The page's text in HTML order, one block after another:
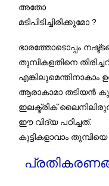
അതോ
മടിപിടിച്ചിരിക്കുമോ ?
ഭാരത്തോടൊപ്പം
തുമ്പികളതിനെ
എങ്കിലുമെന്തിനാകാം
ആരാകാമാ തടിയൻ
ഇലക്ട്രിക്
ഈ വിദ്യ പഠിച്ചത്.
കുട്ടികളാവാം തുമ്പിയെ